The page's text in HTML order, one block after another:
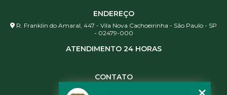
ENDEREÇO
R. Franklin do Amaral, 447 - Vila Nova Cachoeirinha - São Paulo - SP
- 02479-000
ATENDIMENTO 24 HORAS
CONTATO